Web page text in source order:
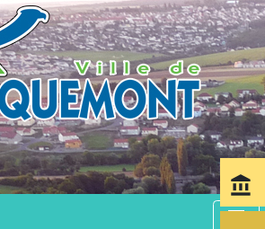
menu
account_balance